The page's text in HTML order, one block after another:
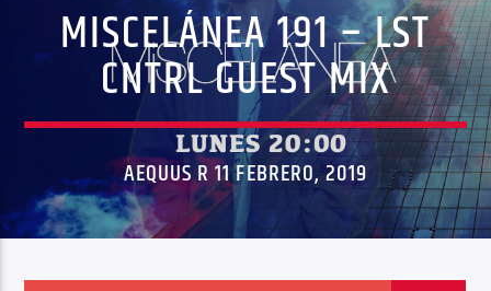
MISCELÁNEA 191 – LST
CNTRL GUEST MIX
AEQUUS R 11 FEBRERO, 2019